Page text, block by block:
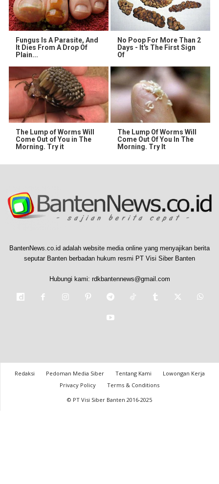
Fungus Is A Parasite, And
It Dies From A Drop Of
Plain...
No Poop For More Than 2
Days - It's The First Sign
Of
The Lump of Worms Will
Come Out of You in The
Morning. Try it
The Lump Of Worms Will
Come Out Of You In The
Morning. Try It
BantenNews.co.id adalah website media online yang menyajikan berita
seputar Banten berbadan hukum resmi PT Visi Siber Banten
Hubungi kami: rdkbantennews@gmail.com
Redaksi Pedoman Media Siber Tentang Kami
Lowongan Kerja
Privacy Policy
Terms & Conditions
© PT Visi Siber Banten 2016-2025